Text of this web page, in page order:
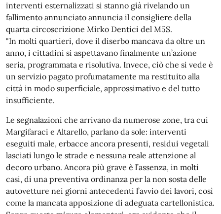
interventi esternalizzati si stanno già rivelando un
fallimento annunciato annuncia il consigliere della
quarta circoscrizione Mirko Dentici del M5S.
"In molti quartieri, dove il diserbo mancava da oltre un
anno, i cittadini si aspettavano finalmente un’azione
seria, programmata e risolutiva. Invece, ciò che si vede è
un servizio pagato profumatamente ma restituito alla
città in modo superficiale, approssimativo e del tutto
insufficiente.
Le segnalazioni che arrivano da numerose zone, tra cui
Margifaraci e Altarello, parlano da sole: interventi
eseguiti male, erbacce ancora presenti, residui vegetali
lasciati lungo le strade e nessuna reale attenzione al
decoro urbano. Ancora più grave è l’assenza, in molti
casi, di una preventiva ordinanza per la non sosta delle
autovetture nei giorni antecedenti l’avvio dei lavori, così
come la mancata apposizione di adeguata cartellonistica.